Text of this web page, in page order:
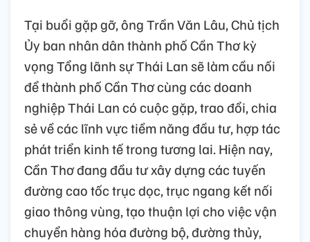
Tại buổi gặp gỡ, ông Trần Văn Lâu, Chủ tịch
Ủy ban nhân dân thành phố Cần Thơ kỳ
vọng Tổng lãnh sự Thái Lan sẽ làm cầu nối
để thành phố Cần Thơ cùng các doanh
nghiệp Thái Lan có cuộc gặp, trao đổi, chia
sẻ về các lĩnh vực tiềm năng đầu tư, hợp tác
phát triển kinh tế trong tương lai. Hiện nay,
Cần Thơ đang đầu tư xây dựng các tuyến
đường cao tốc trục dọc, trục ngang kết nối
giao thông vùng, tạo thuận lợi cho việc vận
chuyển hàng hóa đường bộ, đường thủy,